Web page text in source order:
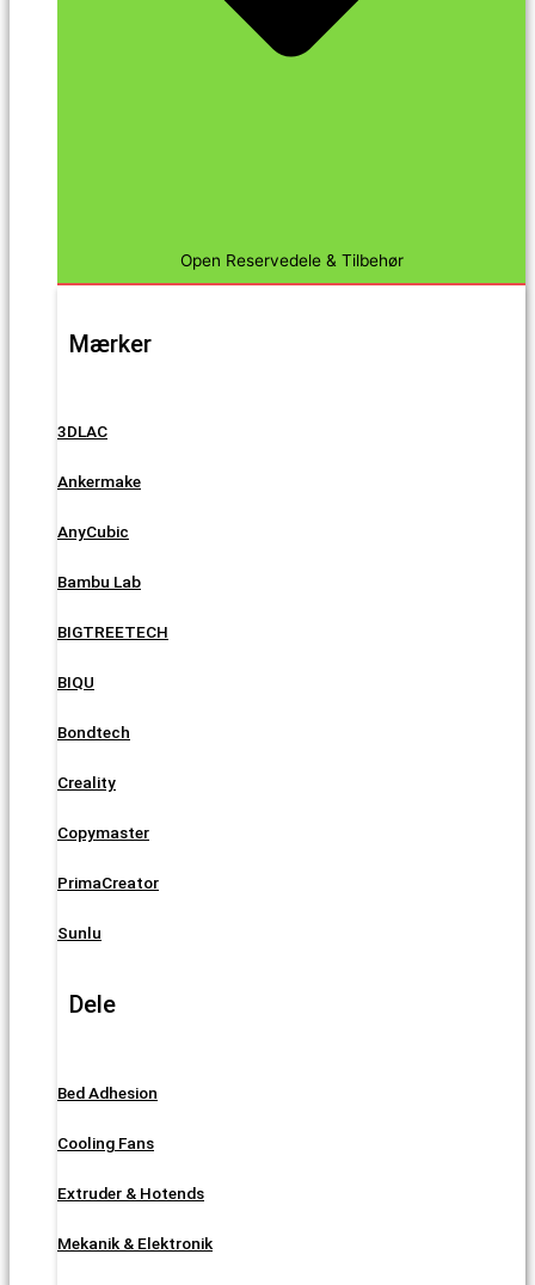
Open Reservedele & Tilbehør
Mærker
3DLAC
Ankermake
AnyCubic
Bambu Lab
BIGTREETECH
BIQU
Bondtech
Creality
Copymaster
PrimaCreator
Sunlu
Dele
Bed Adhesion
Cooling Fans
Extruder & Hotends
Mekanik & Elektronik